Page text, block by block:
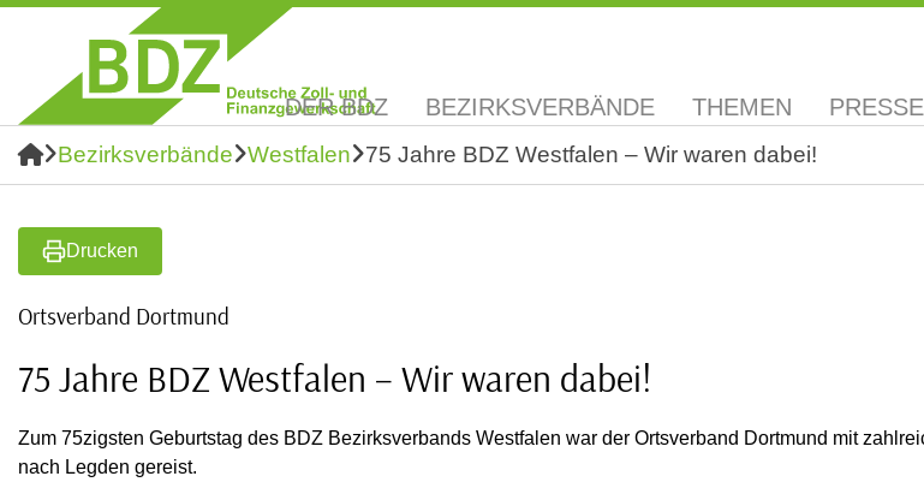
DER BDZ BEZIRKSVERBÄNDE THEMEN
Bezirksverbände Westfalen 75 Jahre BDZ Westfalen – Wir waren dabei!
Drucken
Ortsverband Dortmund
75 Jahre BDZ Westfalen – Wir waren dabei!
Zum 75zigsten Geburtstag des BDZ Bezirksverbands Westfalen war der Ortsverband Dortmund mit
nach Legden gereist.